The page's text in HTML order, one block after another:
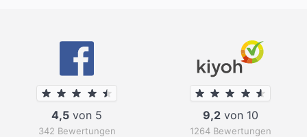
4,5 von 5
342 Bewertungen
9,2von 10
1264 Bewertungen